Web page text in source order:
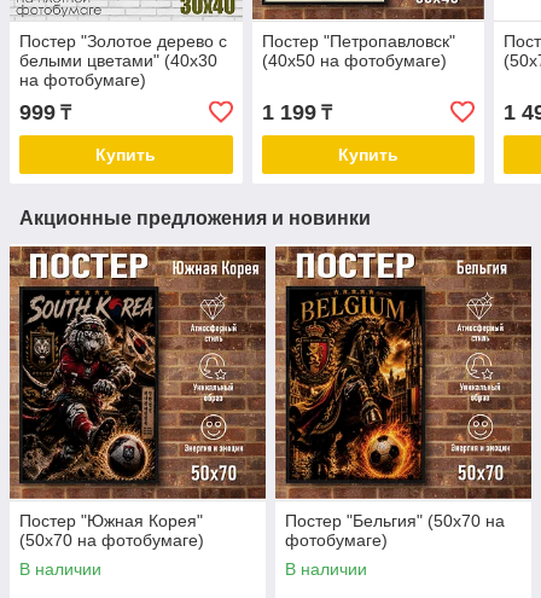
Постер "Золотое дерево с
белыми цветами" (40х30
на фотобумаге)
999 ₸
Купить
Постер "Петропавловск"
(40х50 на фотобумаге)
1 199₸
Купить
1
Акционные предложения и новинки
Постер "Южная Корея"
(50х70 на фотобумаге)
В наличии
Постер "Бельгия" (50х70 на
фотобумаге)
В наличии